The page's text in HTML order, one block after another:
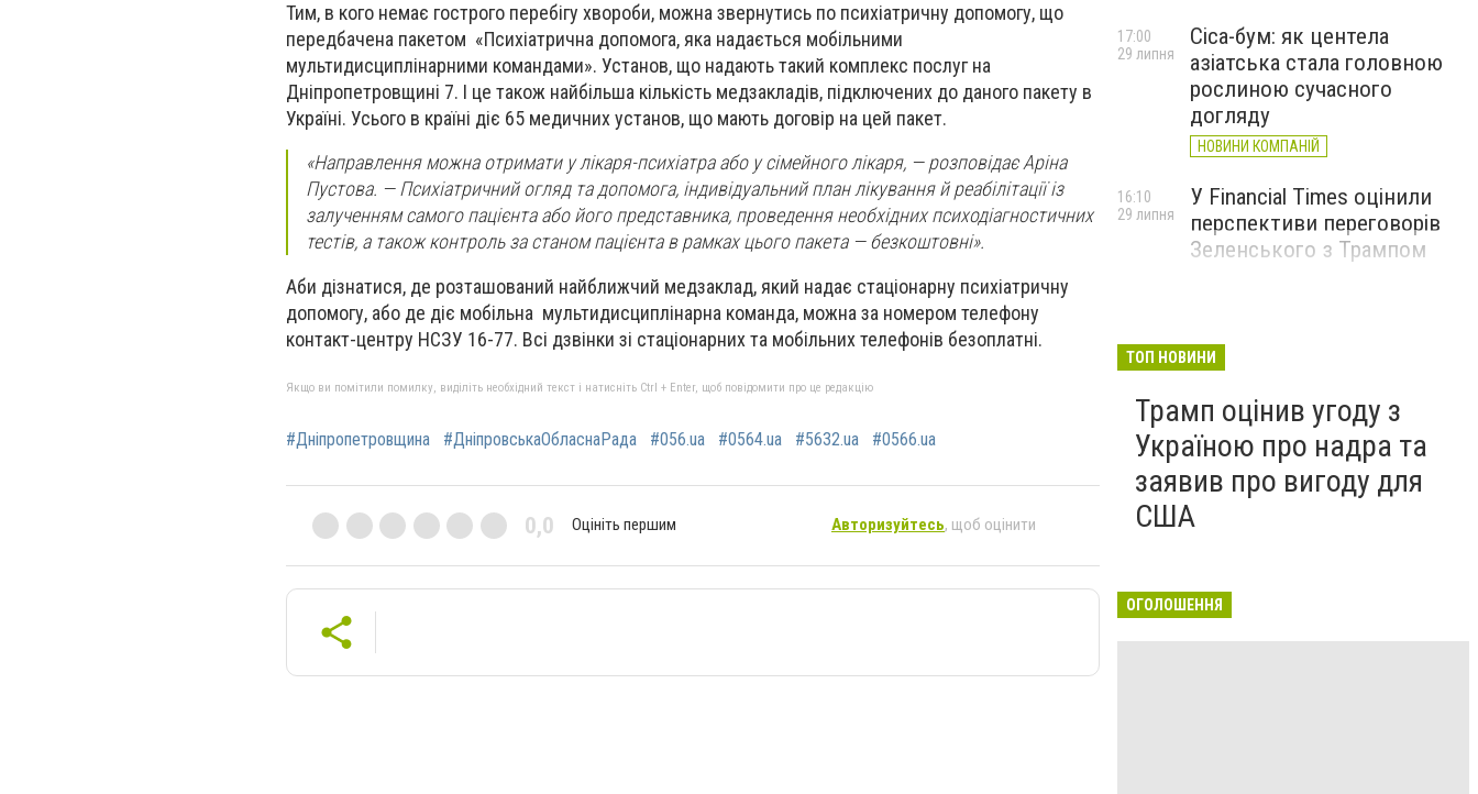
Тим, в кого немає гострого перебігу хвороби, можна звернутись по психіатричну допомогу, що
передбачена пакетом «Психіатрична допомога, яка надається мобільними
мультидисциплінарними командами». Установ, що надають такий комплекс послуг на
Дніпропетровщині 7. І це також найбільша кількість медзакладів, підключених до даного пакету в
Україні. Усього в країні діє 65 медичних установ, що мають договір на цей пакет.
«Направлення можна отримати у лікаря-психіатра або у сімейного лікаря, — розповідає Аріна
Пустова. — Психіатричний огляд та допомога, індивідуальний план лікування й реабілітації із
залученням самого пацієнта або його представника, проведення необхідних психодіагностичних
тестів, а також контроль за станом пацієнта в рамках цього пакета — безкоштовні».
Аби дізнатися, де розташований найближчий медзаклад, який надає стаціонарну психіатричну
допомогу, або де діє мобільна мультидисциплінарна команда, можна за номером телефону
контакт-центру НСЗУ 16-77. Всі дзвінки зі стаціонарних та мобільних телефонів безоплатні.
Якщо ви помітили помилку, виділіть необхідний текст і натисніть Ctrl + Enter, щоб повідомити про це редакцію
#Дніпропетровщина #ДніпровськаОбласнаРада #056.ua #0564.ua #5632.ua #0566.ua
0,0 Оцініть першим Авторизуйтесь, щоб оцінити
Cica-бум: як центела
азіатська стала головною
рослиною сучасного
догляду
НОВИНИ КОМПАНІЙ
17:00
29 липня
У Financial Times оцінили
перспективи переговорів
Зеленського з Трампом
16:10
29 липня
ТОП НОВИНИ
Трамп оцінив угоду з
Україною про надра та
заявив про вигоду для
США
ОГОЛОШЕННЯ